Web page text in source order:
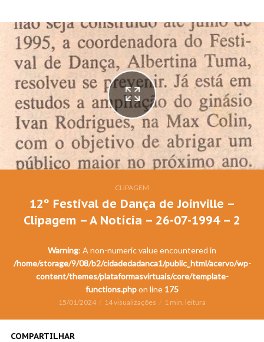
Festival de Dança de Joinville - 12a. Edição - 1994
CLIPAGEM
12º Festival de Dança de Joinville –
Clipagem – A Notícia – 26-07-1994 – 2
Warning: A non-numeric value encountered in
/home/storage/9/08/b2/cidadedadanca1/public_html/acervo/wp-
content/themes/plataformasvirtuais/core/template-
functions.phpon line 175
15/01/2024 14 visualizações 1 min. leitura
COMPARTILHAR